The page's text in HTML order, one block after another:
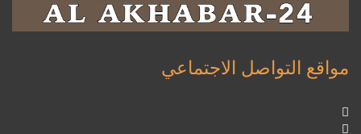
مواقع التواصل الاجتماعي